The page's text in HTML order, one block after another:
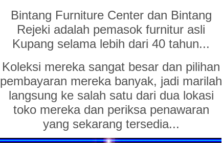
Bintang Furniture Center dan Bintang
Rejeki adalah pemasok furnitur asli
Kupang selama lebih dari 40 tahun...
Koleksi mereka sangat besar dan pilihan
pembayaran mereka banyak, jadi marilah
langsung ke salah satu dari dua lokasi
toko mereka dan periksa penawaran
yang sekarang tersedia...